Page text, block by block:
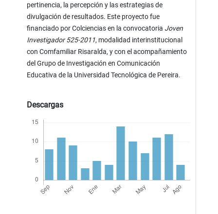
pertinencia, la percepción y las estrategias de
divulgación de resultados. Este proyecto fue
financiado por Colciencias en la convocatoria Joven
Investigador 525-2011, modalidad interinstitucional
con Comfamiliar Risaralda, y con el acompañamiento
del Grupo de Investigación en Comunicación
Educativa de la Universidad Tecnológica de Pereira.
Descargas